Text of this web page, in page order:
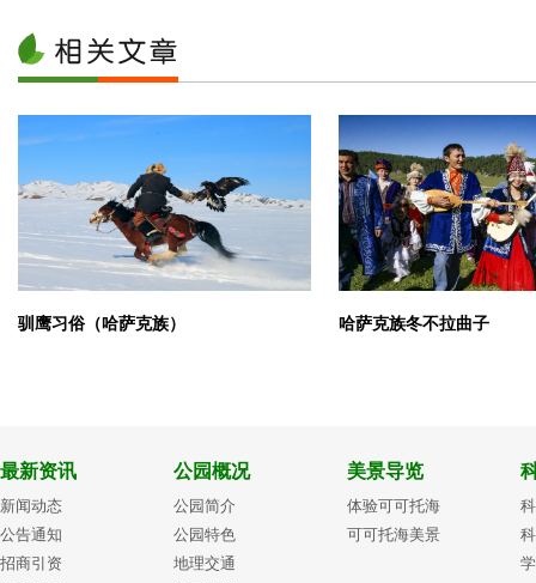
驯鹰习俗（哈萨克族） 哈萨克族冬不拉曲子
最新资讯
新闻动态
公告通知
招商引资
公园概况
公园简介
公园特色
地理交通
美景导览
体验可可托海
可可托海美景